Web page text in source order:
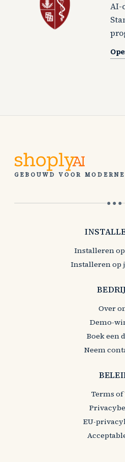
AI-
GEBOUWD VOOR
● ● ●
Installeren
Installeren op
Over
Demo-
Boek een
Neem
Terms of
EU-